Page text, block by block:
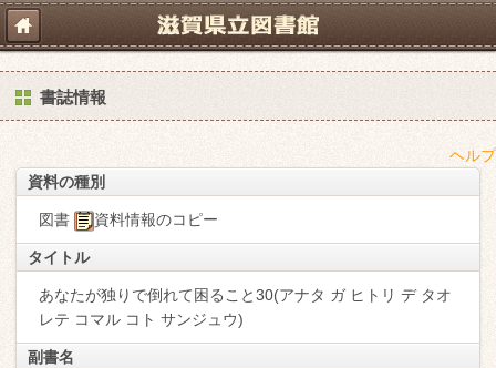
書誌情報
ヘルプ
資料の種別
図書 資料情報のコピー
タイトル
あなたが独りで倒れて困ること30(アナタ ガ ヒトリ デ タオ
レテ コマル コト サンジュウ)
副書名